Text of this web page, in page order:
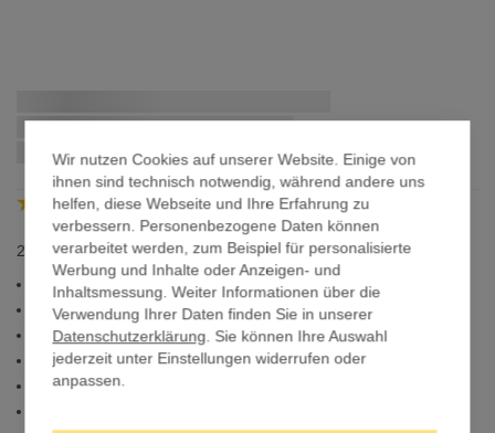
Wir nutzen Cookies auf unserer Website. Einige von
ihnen sind technisch notwendig, während andere uns
helfen, diese Webseite und Ihre Erfahrung zu
verbessern. Personenbezogene Daten können
verarbeitet werden, zum Beispiel für personalisierte
Werbung und Inhalte oder Anzeigen- und
Inhaltsmessung. Weiter Informationen über die
Verwendung Ihrer Daten finden Sie in unserer
Datenschutzerklärung . Sie können Ihre Auswahl
jederzeit unter Einstellungen widerrufen oder
anpassen.
der
springen
wenn Sie innerhalb von bestellen
4.82/5 Trusted Shops
25m Klett und Flausch Rolle
Klett & Flausch Kombination
Rückseite: Klett
Vorderseite: Flausch
In Schwarz oder Weiß
Breite: 2,5cm, 5cm